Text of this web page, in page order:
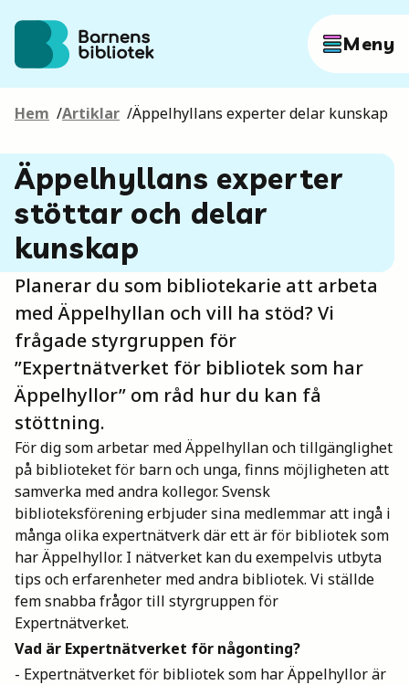
Hoppa till innehållet
Meny
Författare
Böcker
Hitta mer
Sök
Mina böcker
Vuxen
Utskrifter
Hem /Artiklar /Äppelhyllans experter delar kunskap
Äppelhyllans experter
stöttar och delar
kunskap
Planerar du som bibliotekarie att arbeta
med Äppelhyllan och vill ha stöd? Vi
frågade styrgruppen för
”Expertnätverket för bibliotek som har
Äppelhyllor” om råd hur du kan få
stöttning.
För dig som arbetar med Äppelhyllan och tillgänglighet
på biblioteket för barn och unga, finns möjligheten att
samverka med andra kollegor. Svensk
biblioteksförening erbjuder sina medlemmar att ingå i
många olika expertnätverk där ett är för bibliotek som
har Äppelhyllor. I nätverket kan du exempelvis utbyta
tips och erfarenheter med andra bibliotek. Vi ställde
fem snabba frågor till styrgruppen för
Expertnätverket.
Vad är Expertnätverket för någonting?
- Expertnätverket för bibliotek som har Äppelhyllor är